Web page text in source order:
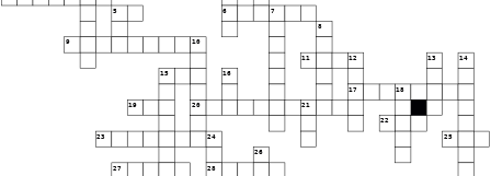
5 6 7
8
9 10
11 12 13 14
15 16
17 18
19 20 21
22
23 24 25
26
27 28